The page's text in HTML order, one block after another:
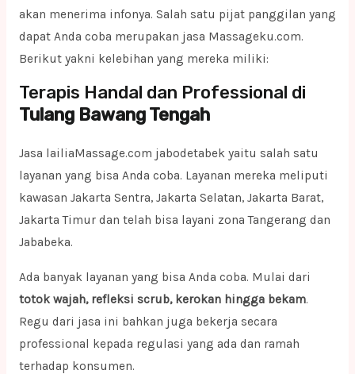
akan menerima infonya. Salah satu pijat panggilan yang
dapat Anda coba merupakan jasa Massageku.com.
Berikut yakni kelebihan yang mereka miliki:
Terapis Handal dan Professional di
Tulang Bawang Tengah
Jasa lailiaMassage.com jabodetabek yaitu salah satu
layanan yang bisa Anda coba. Layanan mereka meliputi
kawasan Jakarta Sentra, Jakarta Selatan, Jakarta Barat,
Jakarta Timur dan telah bisa layani zona Tangerang dan
Jababeka.
Ada banyak layanan yang bisa Anda coba. Mulai dari
totok wajah, refleksi scrub, kerokan hingga bekam.
Regu dari jasa ini bahkan juga bekerja secara
professional kepada regulasi yang ada dan ramah
terhadap konsumen.